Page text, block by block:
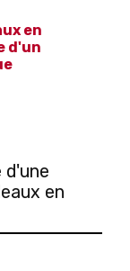
en
d'un
d'une
en